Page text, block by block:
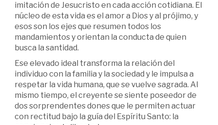
imitación de Jesucristo en cada acción cotidiana. El
núcleo de esta vida es el amor a Dios y al prójimo, y
esos son los ejes que resumen todos los
mandamientos y orientan la conducta de quien
busca la santidad.
Ese elevado ideal transforma la relación del
individuo con la familia y la sociedad y le impulsa a
respetar la vida humana, que se vuelve sagrada. Al
mismo tiempo, el creyente se siente poseedor de
dos sorprendentes dones que le permiten actuar
con rectitud bajo la guía del Espíritu Santo: la